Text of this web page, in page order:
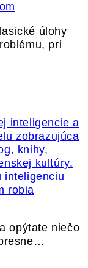
úlohy
pri
inteligenciu
robia
opýtate niečo